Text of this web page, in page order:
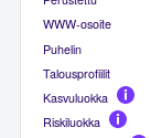
WWW-osoite
Puhelin
Talousprofiilit
Kasvuluokka
Riskiluokka